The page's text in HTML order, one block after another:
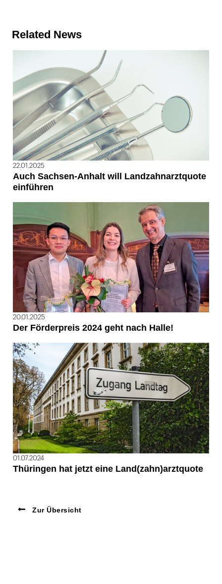
Related News
22.01.2025
Auch Sachsen-Anhalt will Landzahnarztquote
einführen
20.01.2025
Der Förderpreis 2024 geht nach Halle!
01.07.2024
Thüringen hat jetzt eine Land(zahn)arztquote
Zur Übersicht